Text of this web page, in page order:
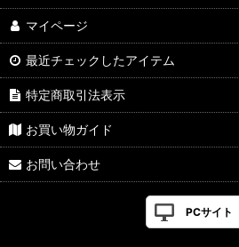
マイページ
最近チェックしたアイテム
特定商取引法表示
お買い物ガイド
お問い合わせ
PCサイト